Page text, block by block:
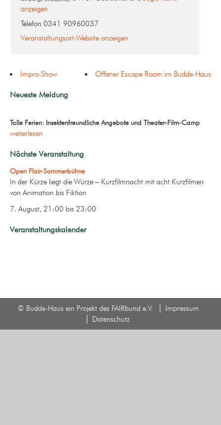
anzeigen
Telefon 0341 90960037
Veranstaltungsort-Website anzeigen
Impro-Show Offener Escape Room im Budde-Haus
Neueste Meldung
Tolle Ferien: Insektenfreundliche Angebote und Theater-Film-Camp
weiterlesen
Nächste Veranstaltung
Open Flair-Sommerbühne
In der Kürze liegt die Würze – Kurzfilmnacht mit acht Kurzfilmen
von Animation bis Fiktion
7. August, 21:00 bis 23:00
Veranstaltungskalender
© Budde-Haus ein Projekt des FAIRbund e.V.
Impressum
Datenschutz